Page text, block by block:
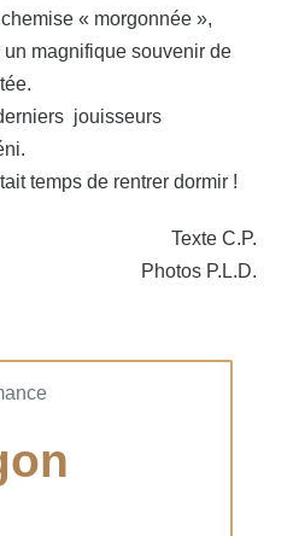
« morgonnée »,
magnifique souvenir de
jouisseurs
temps de rentrer dormir !
Texte C.P.
Photos P.L.D.